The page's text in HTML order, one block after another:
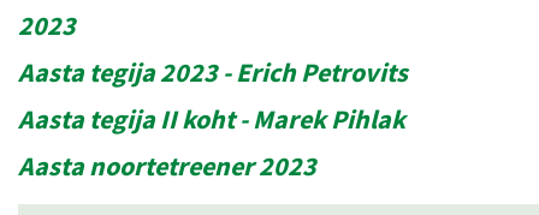
2023
Aasta tegija 2023 - Erich Petrovits
Aasta tegija II koht - Marek Pihlak
Aasta noortetreener 2023